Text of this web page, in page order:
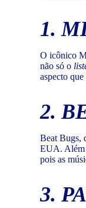
1.
O icônico
não só o
aspecto
2.
Beat Bugs,
EUA. Além
pois as
3.